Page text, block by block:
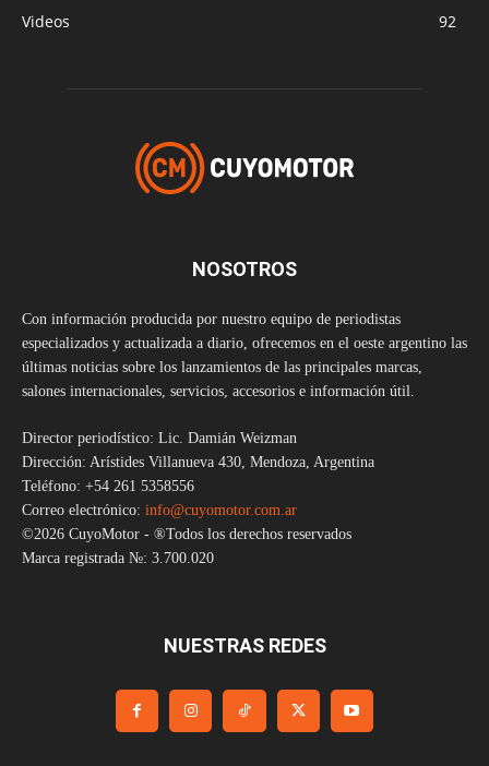
Videos
92
NOSOTROS
Con información producida por nuestro equipo de periodistas
especializados y actualizada a diario, ofrecemos en el oeste argentino las
últimas noticias sobre los lanzamientos de las principales marcas,
salones internacionales, servicios, accesorios e información útil.
Director periodístico: Lic. Damián Weizman
Dirección: Arístides Villanueva 430, Mendoza, Argentina
Teléfono: +54 261 5358556
Correo electrónico: info@cuyomotor.com.ar
©2026 CuyoMotor - ®Todos los derechos reservados
Marca registrada №: 3.700.020
NUESTRAS REDES